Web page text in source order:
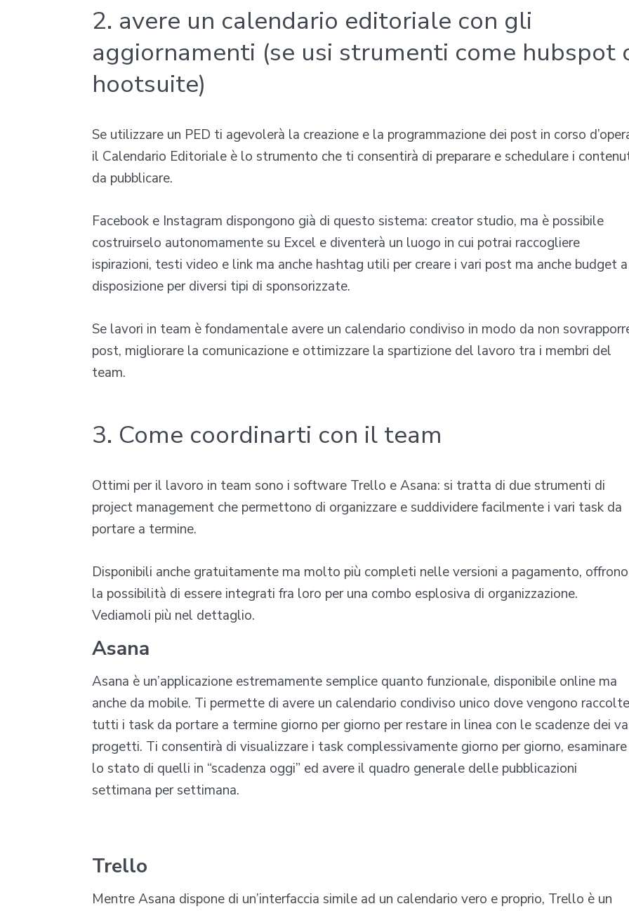
2. avere un calendario editoriale con gli
aggiornamenti (se usi strumenti come hubspot
hootsuite)
Se utilizzare un PED ti agevolerà la creazione e la programmazione dei post in corso
il Calendario Editoriale è lo strumento che ti consentirà di preparare e schedulare i
da pubblicare.
Facebook e Instagram dispongono già di questo sistema: creator studio, ma è possibile
costruirselo autonomamente su Excel e diventerà un luogo in cui potrai raccogliere
ispirazioni, testi video e link ma anche hashtag utili per creare i vari post ma anche budget a
disposizione per diversi tipi di sponsorizzate.
Se lavori in team è fondamentale avere un calendario condiviso in modo da non
post, migliorare la comunicazione e ottimizzare la spartizione del lavoro tra i membri del
team.
3. Come coordinarti con il team
Ottimi per il lavoro in team sono i software Trello e Asana: si tratta di due strumenti di
project management che permettono di organizzare e suddividere facilmente i vari task da
portare a termine.
Disponibili anche gratuitamente ma molto più completi nelle versioni a pagamento, offrono
la possibilità di essere integrati fra loro per una combo esplosiva di organizzazione.
Vediamoli più nel dettaglio.
Asana
Asana è un’applicazione estremamente semplice quanto funzionale, disponibile online ma
anche da mobile. Ti permette di avere un calendario condiviso unico dove vengono raccolte
tutti i task da portare a termine giorno per giorno per restare in linea con le scadenze dei
progetti. Ti consentirà di visualizzare i task complessivamente giorno per giorno, esaminare
lo stato di quelli in “scadenza oggi” ed avere il quadro generale delle pubblicazioni
settimana per settimana.
Trello
Mentre Asana dispone di un’interfaccia simile ad un calendario vero e proprio, Trello è un